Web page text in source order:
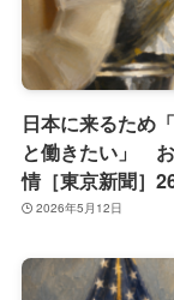
日本に来るため
と働きたい」
情［東京新聞］
2026年5月12日